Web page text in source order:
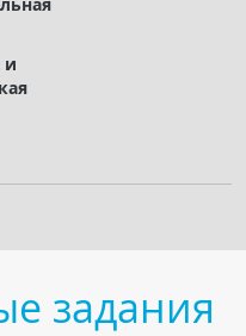
и терапия"
и
задания